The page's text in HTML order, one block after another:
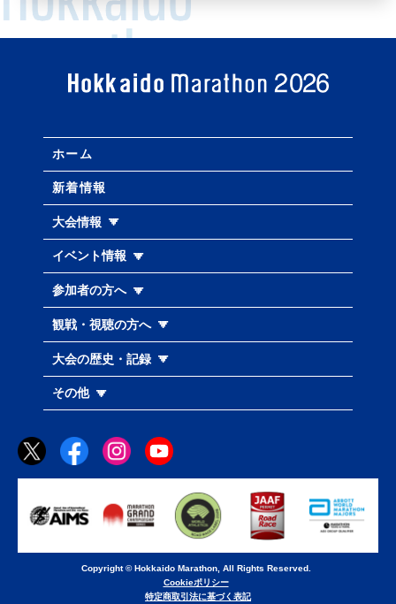
ホーム
新着情報
大会情報
イベント情報
参加者の方へ
観戦・視聴の方へ
大会の歴史・記録
その他
Copyright © Hokkaido Marathon, All Rights Reserved.
Cookieポリシー
特定商取引法に基づく表記